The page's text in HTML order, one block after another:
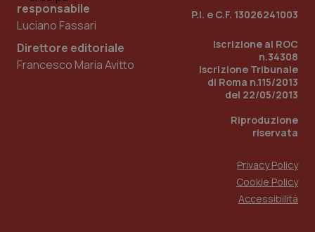
responsabile
Luciano Fassari
Direttore editoriale
Francesco Maria Avitto
P.I. e C.F. 13026241003
Iscrizione al ROC
n.34308
Iscrizione Tribunale
di Roma n.115/2013
del 22/05/2013
Riproduzione
riservata
Privacy Policy
Cookie Policy
Accessibilità